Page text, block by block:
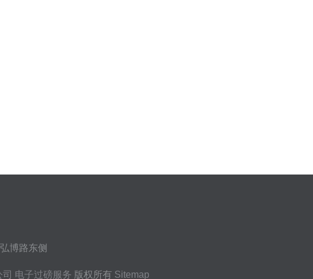
博路东侧
电子过磅服务 版权所有 Sitemap